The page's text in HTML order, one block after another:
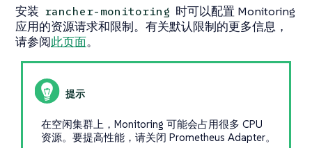
安装 rancher-monitoring 时可以配置 Monitoring
应用的资源请求和限制。有关默认限制的更多信息，
请参阅此页面。
在空闲集群上，Monitoring 可能会占用很多 CPU
资源。要提高性能，请关闭 Prometheus Adapter。